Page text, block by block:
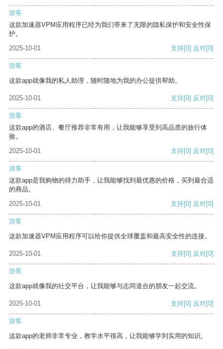
游客
这款加速器VPM应用程序已经为我们带来了无限的隐私保护和安全性保
护。
2025-10-01
支持[0] 反对[0]
游客
这款app就像我的私人助理，随时随地为我的办公提供帮助。
2025-10-01 支持[0] 反对[0]
游客
这款app的酒店、餐厅推荐非常有用，让我能够享受到高品质的旅行体
验。
2025-10-01
支持[0] 反对[0]
游客
这款app是我购物的得力助手，让我能够找到最优惠的价格，买到最合适
的商品。
2025-10-01
支持[0] 反对[0]
游客
这款加速器VPM应用程序可以给你提供全球覆盖和最高安全性的连接。
2025-10-01 支持[0] 反对[0]
游客
这款app就像我的社交平台，让我能够与志同道合的朋友一起交流。
2025-10-01 支持[0] 反对[0]
游客
这款app的老师非常专业，教学水平很高，让我能够学到实用的知识。